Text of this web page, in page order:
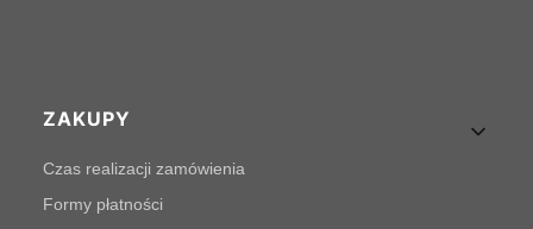
Linki w stopce
ZAKUPY
Czas realizacji zamówienia
Formy płatności